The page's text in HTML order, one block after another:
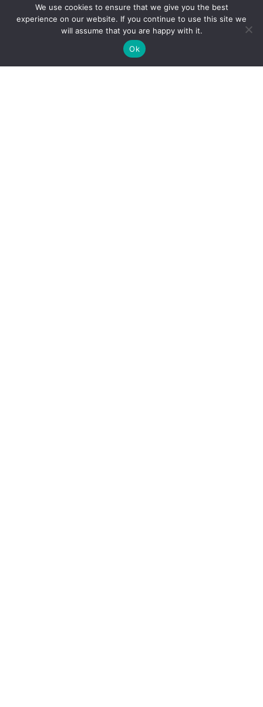
We use cookies to ensure that we give you the best
experience on our website. If you continue to use this site we
will assume that you are happy with it.
Ok